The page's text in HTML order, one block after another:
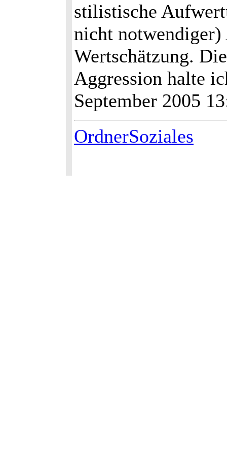
stilistische
nicht notwendiger)
Wertschätzung.
Aggression halte
September 2005
OrdnerSoziales